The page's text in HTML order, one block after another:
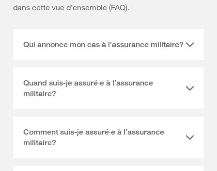
dans cette vue d’ensemble (FAQ).
Qui annonce mon cas à l’assurance militaire?
Quand suis-je assuré·e à l’assurance
militaire?
Comment suis-je assuré·e à l’assurance
militaire?